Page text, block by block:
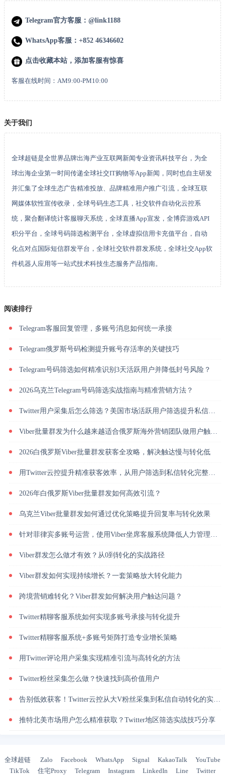
Telegram官方客服：@link1188
WhatsApp客服：+852 46346602
点击收藏本站，添加客服有惊喜
客服在线时间：AM9:00-PM10:00
关于我们
全球超链是全世界品牌出海产业互联网新闻专业资讯科技平台，为全
球出海企业第一时间传递全球社交IT购物等App新闻，同时也自主研发
并汇集了全球生态广告精准投放、品牌精准用户推广引流，全球互联
网媒体软性宣传收录，全球号码生态工具，社交软件自动化云控系
统，聚合翻译统计客服聊天系统，全球直播App宣发，全博弈游戏API
积分平台，全球号码筛选检测平台，全球虚拟信用卡充值平台，自动
化点对点国际短信群发平台，全球社交软件群发系统，全球社交App软
件机器人应用等一站式技术科技生态服务产品指南。
阅读排行
Telegram客服回复管理，多账号消息如何统一承接
Telegram俄罗斯号码检测提升账号存活率的关键技巧
Telegram号码筛选如何精准识别3天活跃用户并降低封号风险？
2026乌克兰Telegram号码筛选实战指南与精准营销方法？
Twitter用户采集后怎么筛选？美国市场活跃用户筛选提升私信回复率
Viber批量群发为什么越来越适合俄罗斯海外营销团队做用户触达？
2026白俄罗斯Viber批量群发获客全攻略，解决触达慢与转化低
用Twitter云控提升精准获客效率，从用户筛选到私信转化完整解析
2026年白俄罗斯Viber批量群发如何高效引流？
乌克兰Viber批量群发如何通过优化策略提升回复率与转化效果
针对菲律宾多账号运营，使用Viber坐席客服系统降低人力管理成本
Viber群发怎么做才有效？从0到转化的实战路径
Viber群发如何实现持续增长？一套策略放大转化能力
跨境营销难转化？Viber群发如何解决用户触达问题？
Twitter精聊客服系统如何实现多账号承接与转化提升
Twitter精聊客服系统+多账号矩阵打造专业增长策略
用Twitter评论用户采集实现精准引流与高转化的方法
Twitter粉丝采集怎么做？快速找到高价值用户
告别低效获客！Twitter云控从大V粉丝采集到私信自动转化的实操闭环
推特北美市场用户怎么精准获取？Twitter地区筛选实战技巧分享
全球超链 Zalo Facebook WhatsApp Signal KakaoTalk
YouTube
TikTok
住宅Proxy Telegram Instagram LinkedIn Line
Twitter